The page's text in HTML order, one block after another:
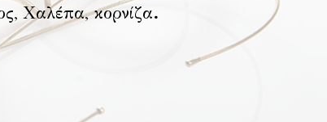
Χαλέπα, κορνίζα.